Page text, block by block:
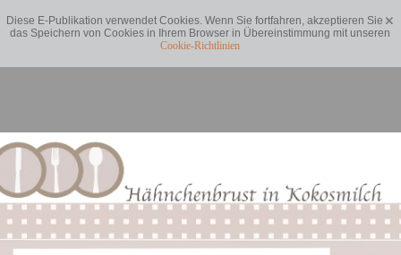
Diese E-Publikation verwendet Cookies. Wenn Sie fortfahren, akzeptieren Sie
das Speichern von Cookies in Ihrem Browser in Übereinstimmung mit unseren
Cookie-Richtlinien